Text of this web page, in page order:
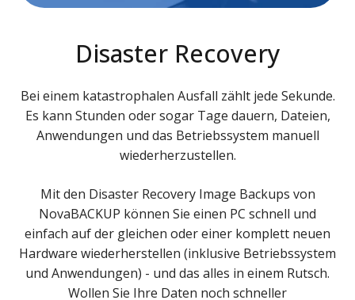
Disaster Recovery
Bei einem katastrophalen Ausfall zählt jede Sekunde.
Es kann Stunden oder sogar Tage dauern, Dateien,
Anwendungen und das Betriebssystem manuell
wiederherzustellen.
Mit den Disaster Recovery Image Backups von
NovaBACKUP können Sie einen PC schnell und
einfach auf der gleichen oder einer komplett neuen
Hardware wiederherstellen (inklusive Betriebssystem
und Anwendungen) - und das alles in einem Rutsch.
Wollen Sie Ihre Daten noch schneller